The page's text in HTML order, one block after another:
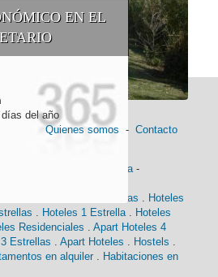
EN EL
del año
Quienes somos - Contacto
Historia-
Hoteles 4 Estrellas . Hoteles
. Hoteles 1 Estrella. Hoteles
Residenciales . Apart Hoteles 4
Estrellas . Apart Hoteles . Hostels .
en alquiler . Habitaciones en